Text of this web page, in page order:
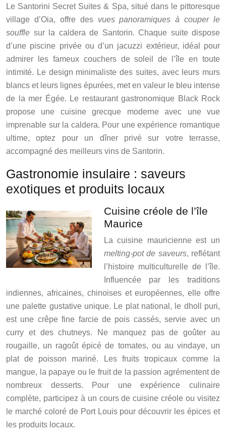
Le Santorini Secret Suites & Spa, situé dans le pittoresque
village d’Oia, offre des vues panoramiques à couper le
souffle sur la caldera de Santorin. Chaque suite dispose
d’une piscine privée ou d’un jacuzzi extérieur, idéal pour
admirer les fameux couchers de soleil de l’île en toute
intimité. Le design minimaliste des suites, avec leurs murs
blancs et leurs lignes épurées, met en valeur le bleu intense
de la mer Égée. Le restaurant gastronomique Black Rock
propose une cuisine grecque moderne avec une vue
imprenable sur la caldera. Pour une expérience romantique
ultime, optez pour un dîner privé sur votre terrasse,
accompagné des meilleurs vins de Santorin.
Gastronomie insulaire : saveurs
exotiques et produits locaux
Cuisine créole de l’île
Maurice
La cuisine mauricienne est un
melting-pot de saveurs, reflétant
l’histoire multiculturelle de l’île.
Influencée par les traditions
indiennes, africaines, chinoises et européennes, elle offre
une palette gustative unique. Le plat national, le dholl puri,
est une crêpe fine farcie de pois cassés, servie avec un
curry et des chutneys. Ne manquez pas de goûter au
rougaille, un ragoût épicé de tomates, ou au vindaye, un
plat de poisson mariné. Les fruits tropicaux comme la
mangue, la papaye ou le fruit de la passion agrémentent de
nombreux desserts. Pour une expérience culinaire
complète, participez à un cours de cuisine créole ou visitez
le marché coloré de Port Louis pour découvrir les épices et
les produits locaux.